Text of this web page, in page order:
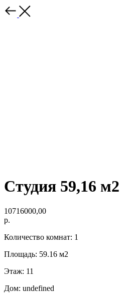
Студия 59,16 м2
10716000,00
р.
Количество комнат: 1
Площадь: 59.16 м2
Этаж: 11
Дом: undefined